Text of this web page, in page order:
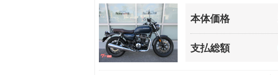
本体価格
支払総額